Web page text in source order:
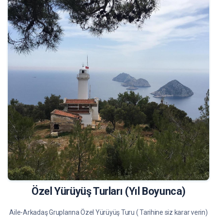
6500 tl Tur Bilgileri
Özel Yürüyüş Turları (Yıl Boyunca)
Aile-Arkadaş Gruplarına Özel Yürüyüş Turu ( Tarihine siz karar verin)